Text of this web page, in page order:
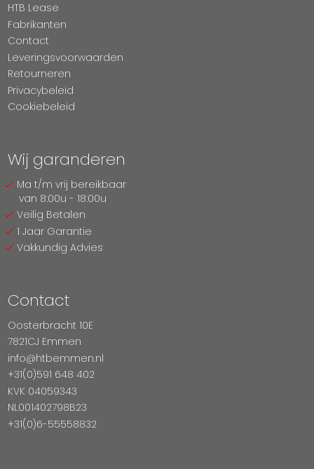
HTB Lease
Fabrikanten
Contact
Leveringsvoorwaarden
Retourneren
Privacybeleid
Cookiebeleid
Wij garanderen
Ma t/m vrij bereikbaar
van 8:00u - 18:00u
Veilig Betalen
1 Jaar Garantie
Vakkundig Advies
Contact
Oosterbracht 10E
7821CJ Emmen
info@htbemmen.nl
+31(0)591 648 402
KVK 04059343
NL001402798B23
+31(0)6-55558832